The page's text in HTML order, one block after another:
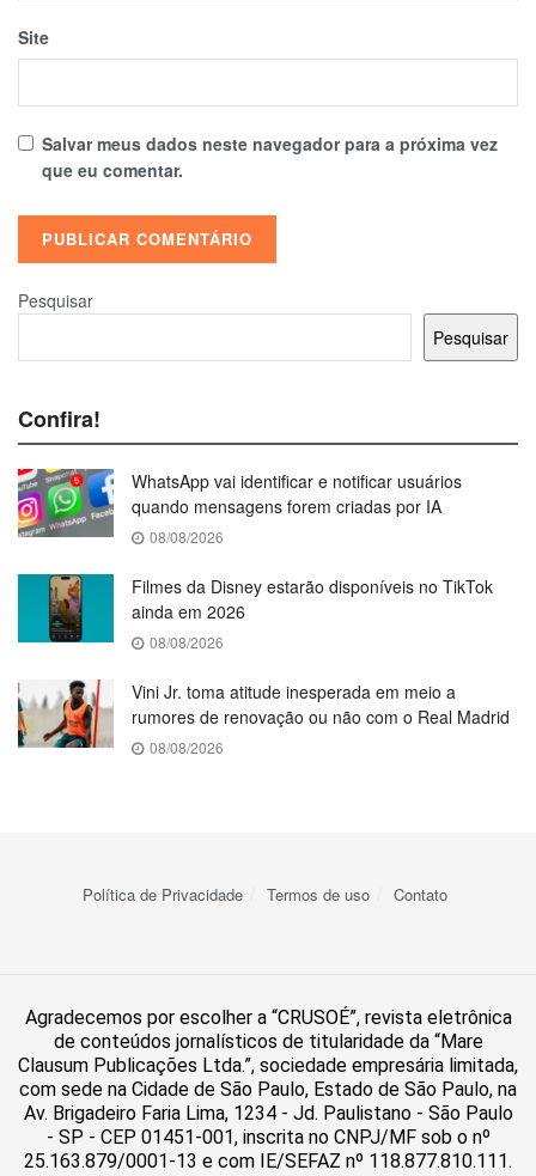
Site
Salvar meus dados neste navegador para a próxima vez
que eu comentar.
Pesquisar
Pesquisar
Confira!
WhatsApp vai identificar e notificar usuários
quando mensagens forem criadas por IA
08/08/2026
Filmes da Disney estarão disponíveis no TikTok
ainda em 2026
08/08/2026
Vini Jr. toma atitude inesperada em meio a
rumores de renovação ou não com o Real Madrid
08/08/2026
Política de Privacidade Termos de uso Contato
Agradecemos por escolher a “CRUSOÉ”, revista eletrônica
de conteúdos jornalísticos de titularidade da “Mare
Clausum Publicações Ltda.”, sociedade empresária limitada,
com sede na Cidade de São Paulo, Estado de São Paulo, na
Av. Brigadeiro Faria Lima, 1234 - Jd. Paulistano - São Paulo
- SP - CEP 01451-001, inscrita no CNPJ/MF sob o nº
25.163.879/0001-13 e com IE/SEFAZ nº 118.877.810.111.